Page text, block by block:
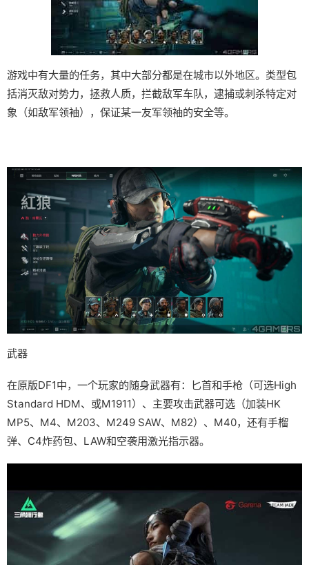
游戏中有大量的任务，其中大部分都是在城市以外地区。类型包
括消灭敌对势力，拯救人质，拦截敌军车队，逮捕或刺杀特定对
象（如敌军领袖），保证某一友军领袖的安全等。
武器
在原版DF1中，一个玩家的随身武器有：匕首和手枪（可选High
Standard HDM、或M1911）、主要攻击武器可选（加装HK
MP5、M4、M203、M249 SAW、M82）、M40，还有手榴
弹、C4炸药包、LAW和空袭用激光指示器。